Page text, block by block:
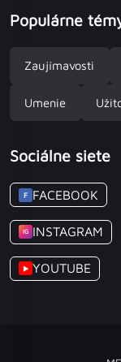
Populárne
Zaujímavosti
Umenie
Sociálne siete
F FACEBOOK
IG INSTAGRAM
▶ YOUTUBE